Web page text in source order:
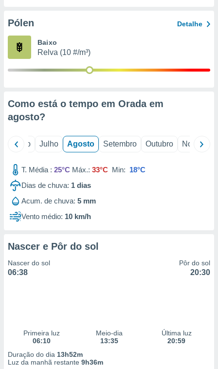
através
estudos
e
Pólen Detalhe
Baixo
Relva (10 #/m³)
Como está o tempo em Orada em
agosto?
Junho Julho Agosto Setembro Outubro Novembro
T. Média : 25°C Máx.: 33°C Min: 18°C
Dias de chuva: 1 dias
Acum. de chuva: 5 mm
Vento médio: 10 km/h
Nascer e Pôr do sol
Nascer do sol
06:38
Pôr do sol
20:30
Primeira luz
06:10
Meio-dia
13:35
Última luz
20:59
Duração do dia 13h52m
Luz da manhã restante 9h36m